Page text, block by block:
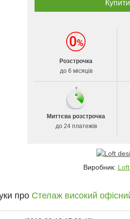
Розстрочка
до 6 місяців
Миттєва розстрочка
до 24 платежів
Виробник:
про Стелаж високий